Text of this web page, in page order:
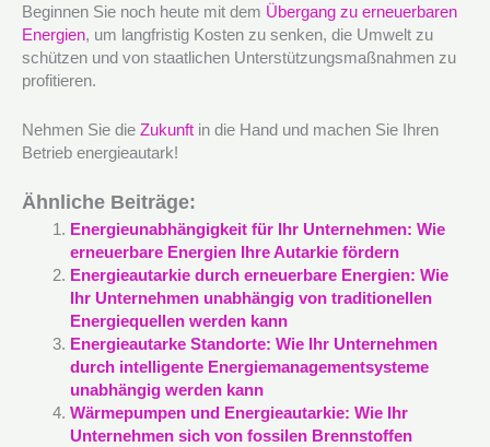
Beginnen Sie noch heute mit dem Übergang zu erneuerbaren
Energien, um langfristig Kosten zu senken, die Umwelt zu
schützen und von staatlichen Unterstützungsmaßnahmen zu
profitieren.
Nehmen Sie die Zukunft in die Hand und machen Sie Ihren
Betrieb energieautark!
Ähnliche Beiträge:
Energieunabhängigkeit für Ihr Unternehmen: Wie
erneuerbare Energien Ihre Autarkie fördern
Energieautarkie durch erneuerbare Energien: Wie
Ihr Unternehmen unabhängig von traditionellen
Energiequellen werden kann
Energieautarke Standorte: Wie Ihr Unternehmen
durch intelligente Energiemanagementsysteme
unabhängig werden kann
Wärmepumpen und Energieautarkie: Wie Ihr
Unternehmen sich von fossilen Brennstoffen